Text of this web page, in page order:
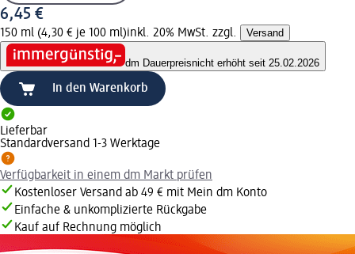
6,45 €
150 ml (4,30 € je 100 ml)inkl. 20% MwSt. zzgl. Versand
dm Dauerpreisnicht erhöht seit 25.02.2026
In den Warenkorb
Lieferbar
Standardversand 1-3 Werktage
Verfügbarkeit in einem dm Markt prüfen
Kostenloser Versand ab 49 € mit Mein dm Konto
Einfache & unkomplizierte Rückgabe
Kauf auf Rechnung möglich